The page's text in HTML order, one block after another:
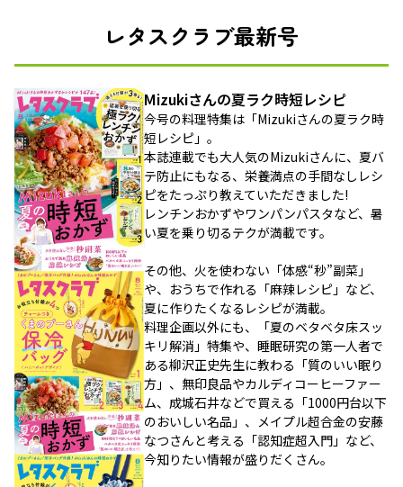
レタスクラブ最新号
Mizukiさんの夏ラク時短レシピ
今号の料理特集は「Mizukiさんの夏ラク時
短レシピ」。
本誌連載でも大人気のMizukiさんに、夏バ
テ防止にもなる、栄養満点の手間なしレシ
ピをたっぷり教えていただきました!
レンチンおかずやワンパンパスタなど、暑
い夏を乗り切るテクが満載です。
その他、火を使わない「体感“秒”副菜」
や、おうちで作れる「麻辣レシピ」など、
夏に作りたくなるレシピが満載。
料理企画以外にも、「夏のベタベタ床スッ
キリ解消」特集や、睡眠研究の第一人者で
ある柳沢正史先生に教わる「質のいい眠り
方」、無印良品やカルディコーヒーファー
ム、成城石井などで買える「1000円台以下
のおいしい名品」、メイプル超合金の安藤
なつさんと考える「認知症超入門」など、
今知りたい情報が盛りだくさん。